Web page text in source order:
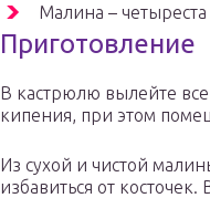
Малина –
Приготовление
В кастрюлю вылейте все
кипения, при этом
Из сухой и чистой
избавиться от